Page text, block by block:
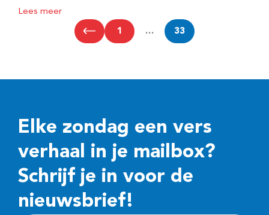
Lees meer
1 … 33
Elke zondag een vers
verhaal in je mailbox?
Schrijf je in voor de
nieuwsbrief!